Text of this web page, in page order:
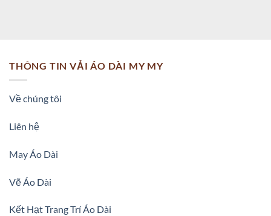
THÔNG TIN VẢI ÁO DÀI MY MY
Về chúng tôi
Liên hệ
May Áo Dài
Vẽ Áo Dài
Kết Hạt Trang Trí Áo Dài